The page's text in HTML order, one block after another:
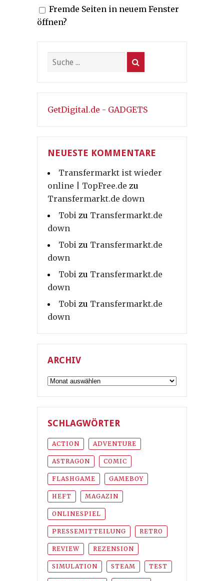
Fremde Seiten in neuem Fenster
öffnen?
GetDigital.de - GADGETS
NEUESTE KOMMENTARE
Transfermarkt ist wieder
online | TopFree.de zu
Transfermarkt.de down
Tobi zu Transfermarkt.de
down
Tobi zu Transfermarkt.de
down
Tobi zu Transfermarkt.de
down
Tobi zu Transfermarkt.de
down
ARCHIV
Archiv
SCHLAGWÖRTER
ACTION ADVENTURE
ASTRAGON COMIC
FLASHGAME GAMEBOY
HEFT MAGAZIN
ONLINESPIEL
PRESSEMITTEILUNG RETRO
REVIEW REZENSION
SIMULATION STEAM TEST